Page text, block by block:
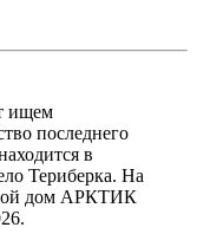
ищем
последнего
в
Териберка. На
дом АРКТИК